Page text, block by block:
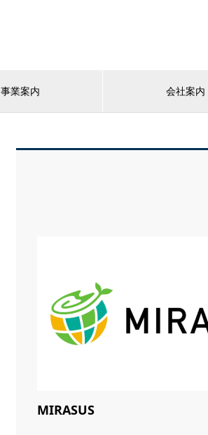
事業案内 会社案内
MIRASUS